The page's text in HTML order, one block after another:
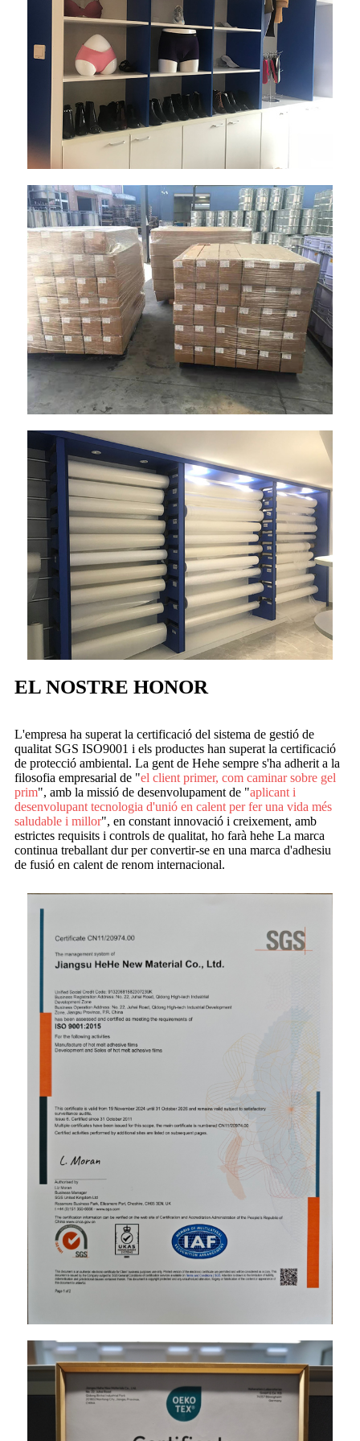
EL NOSTRE HONOR
L'empresa ha superat la certificació del sistema de gestió de
qualitat SGS ISO9001 i els productes han superat la certificació
de protecció ambiental. La gent de Hehe sempre s'ha adherit a la
filosofia empresarial de "el client primer, com caminar sobre gel
prim", amb la missió de desenvolupament de "aplicant i
desenvolupant tecnologia d'unió en calent per fer una vida més
saludable i millor", en constant innovació i creixement, amb
estrictes requisits i controls de qualitat, ho farà hehe La marca
continua treballant dur per convertir-se en una marca d'adhesiu
de fusió en calent de renom internacional.